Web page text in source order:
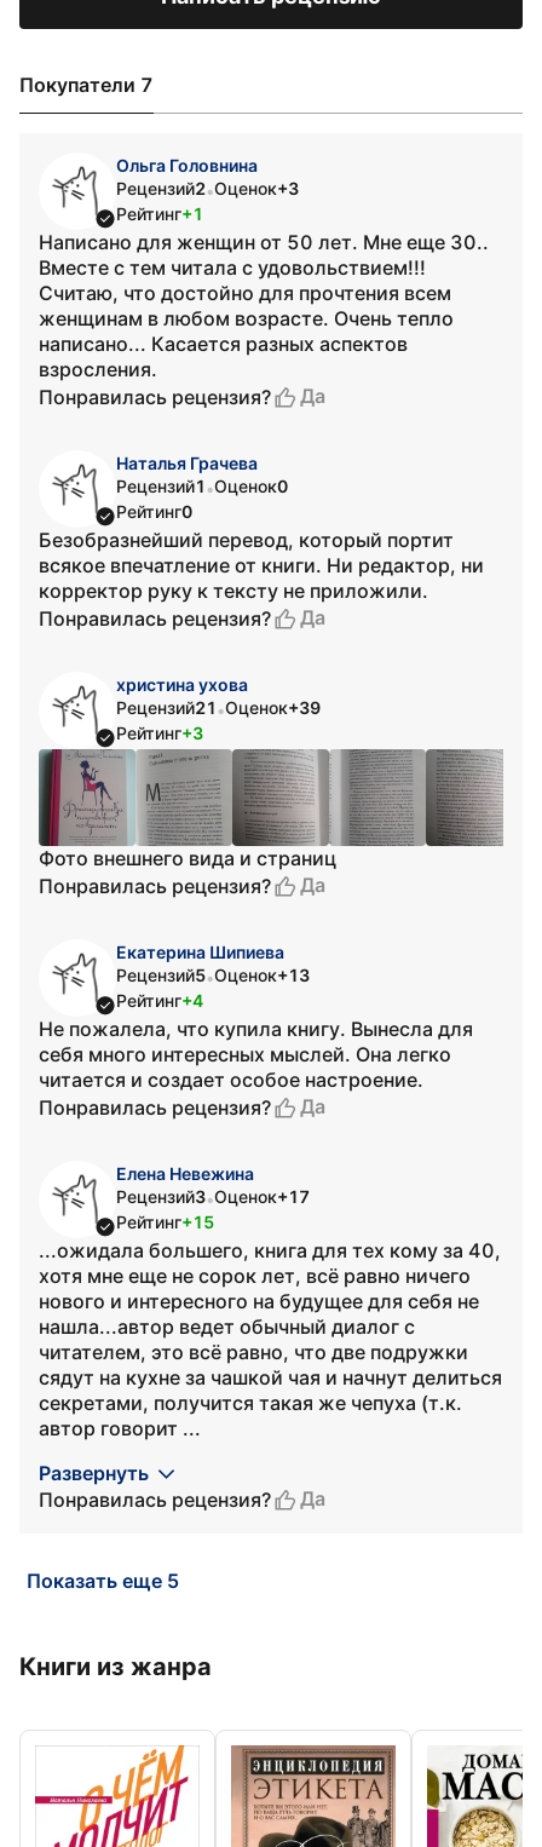
Покупатели 7
Ольга Головнина
Рецензий2•Оценок+3
Рейтинг+1
Написано для женщин от 50 лет. Мне еще 30..
Вместе с тем читала с удовольствием!!!
Считаю, что достойно для прочтения всем
женщинам в любом возрасте. Очень тепло
написано... Касается разных аспектов
взросления.
Понравилась рецензия?
Да
Наталья Грачева
Рецензий1 •Оценок0
Рейтинг0
Безобразнейший перевод, который портит
всякое впечатление от книги. Ни редактор, ни
корректор руку к тексту не приложили.
Понравилась рецензия?
Да
христина ухова
Рецензий21 •Оценок+39
Рейтинг+3
Фото внешнего вида и страниц
Понравилась рецензия?
Да
Екатерина Шипиева
Рецензий5•Оценок+13
Рейтинг+4
Не пожалела, что купила книгу. Вынесла для
себя много интересных мыслей. Она легко
читается и создает особое настроение.
Понравилась рецензия?
Да
Елена Невежина
Рецензий3•Оценок+17
Рейтинг+15
...ожидала большего, книга для тех кому за 40,
хотя мне еще не сорок лет, всё равно ничего
нового и интересного на будущее для себя не
нашла...автор ведет обычный диалог с
читателем, это всё равно, что две подружки
сядут на кухне за чашкой чая и начнут делиться
секретами, получится такая же чепуха (т.к.
автор говорит ...
Развернуть
Понравилась рецензия?
Да
Показать еще 5
Книги из жанра